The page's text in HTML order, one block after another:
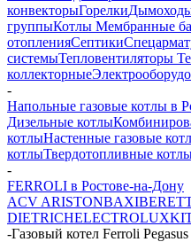
конвекторыГорелки
группыКотлы Мембранные
отопленияСептики
системыТепловентиляторы
коллекторные
-
Напольные газовые котлы в
Дизельные котлы
котлыНастенные газовые
котлыТвердотопливные
-
FERROLI в Ростове-на-Дону
ACV ARISTONBAXI
DIETRICHELECTROLUX
-Газовый котел Ferroli